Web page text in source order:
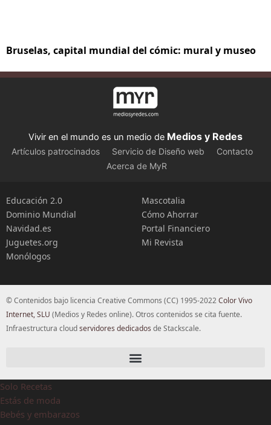
Bruselas, capital mundial del cómic: mural y museo
Vivir en el mundo es un medio de Medios y Redes
Artículos patrocinados Servicio de Diseño web
Contacto
Acerca de MyR
Educación 2.0
Dominio Mundial
Navidad.es
Juguetes.org
Monólogos
Mascotalia
Cómo Ahorrar
Portal Financiero
Mi Revista
© Contenidos bajo licencia Creative Commons (CC) 1995-2022Color Vivo
Internet, SLU (Medios y Redes online). Otros contenidos se cita fuente.
Infraestructura cloudservidores dedicados de Stackscale.
Solo Recetas
Estás de moda
Bebés y embarazos